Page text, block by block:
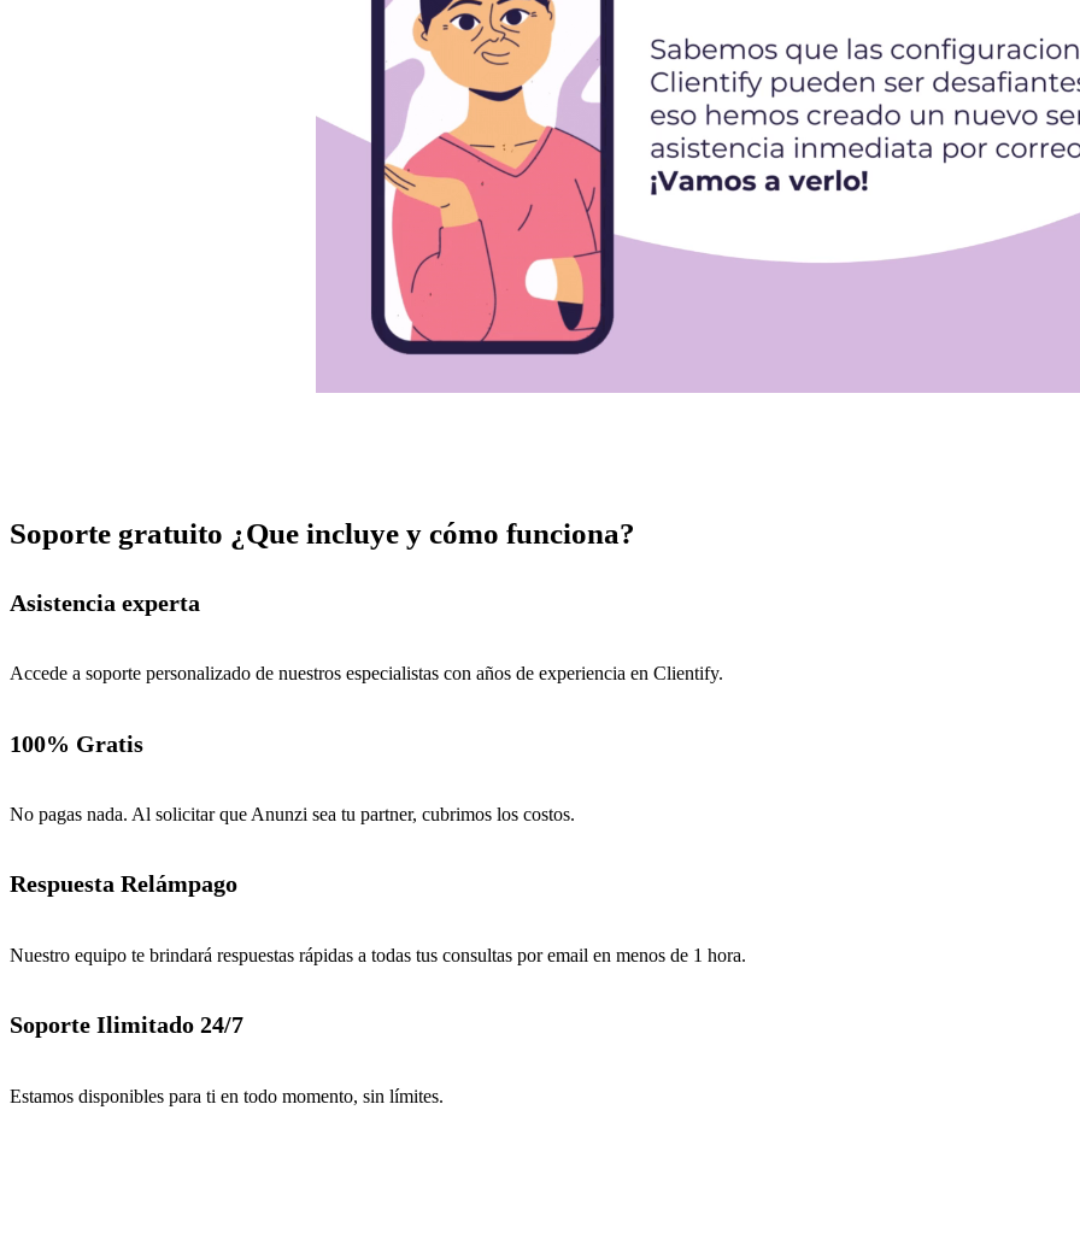
Soporte gratuito ¿Que incluye y cómo funciona?
Asistencia experta
Accede a soporte personalizado de nuestros especialistas con años de experiencia en Clientify.
100% Gratis
No pagas nada. Al solicitar que Anunzi sea tu partner, cubrimos los costos.
Respuesta Relámpago
Nuestro equipo te brindará respuestas rápidas a todas tus consultas por email en menos de 1 hora.
Soporte Ilimitado 24/7
Estamos disponibles para ti en todo momento, sin límites.